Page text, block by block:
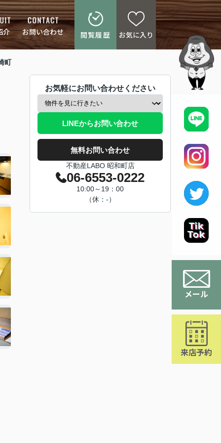
介 お問い合わせ 閲覧履歴 お気に入り
メール
来店予約
町
お気軽にお問い合わせください
LINEからお問い合わせ
無料お問い合わせ
不動産LABO 昭和町店
06-6553-0222
10:00～19：00
（休：-）